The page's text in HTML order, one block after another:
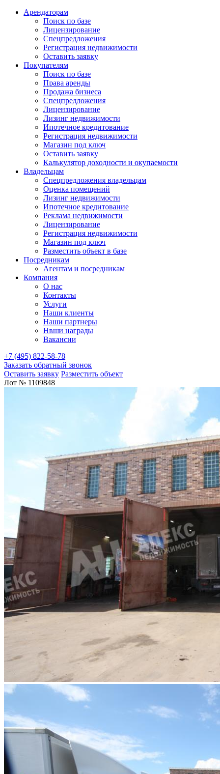
Арендаторам
Поиск по базе
Лицензирование
Спецпредложения
Регистрация недвижимости
Оставить заявку
Покупателям
Поиск по базе
Права аренды
Продажа бизнеса
Спецпредложения
Лицензирование
Лизинг недвижимости
Ипотечное кредитование
Регистрация недвижимости
Магазин под ключ
Оставить заявку
Калькулятор доходности и окупаемости
Владельцам
Спецпредложения владельцам
Оценка помещений
Лизинг недвижимости
Ипотечное кредитование
Реклама недвижимости
Лицензирование
Регистрация недвижимости
Магазин под ключ
Разместить объект в базе
Посредникам
Агентам и посредникам
Компания
О нас
Контакты
Услуги
Наши клиенты
Наши партнеры
Нвши награды
Вакансии
+7 (495) 822-58-78
Заказать обратный звонок
Оставить заявку Разместить объект
Лот № 1109848